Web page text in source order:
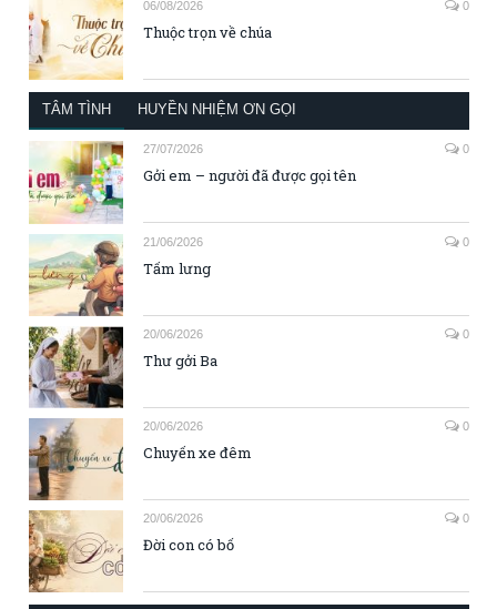
06/08/2026 0
Thuộc trọn về chúa
TÂM TÌNH HUYỀN NHIỆM ƠN GỌI
27/07/2026 0
Gởi em – người đã được gọi tên
21/06/2026 0
Tấm lưng
20/06/2026 0
Thư gởi Ba
20/06/2026 0
Chuyến xe đêm
20/06/2026 0
Đời con có bố